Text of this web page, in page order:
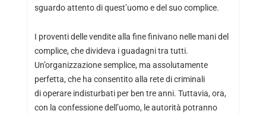
sguardo attento di quest’uomo e del suo complice.
I proventi delle vendite alla fine finivano nelle mani del
complice, che divideva i guadagni tra tutti.
Un’organizzazione semplice, ma assolutamente
perfetta, che ha consentito alla rete di criminali
di operare indisturbati per ben tre anni. Tuttavia, ora,
con la confessione dell’uomo, le autorità potranno